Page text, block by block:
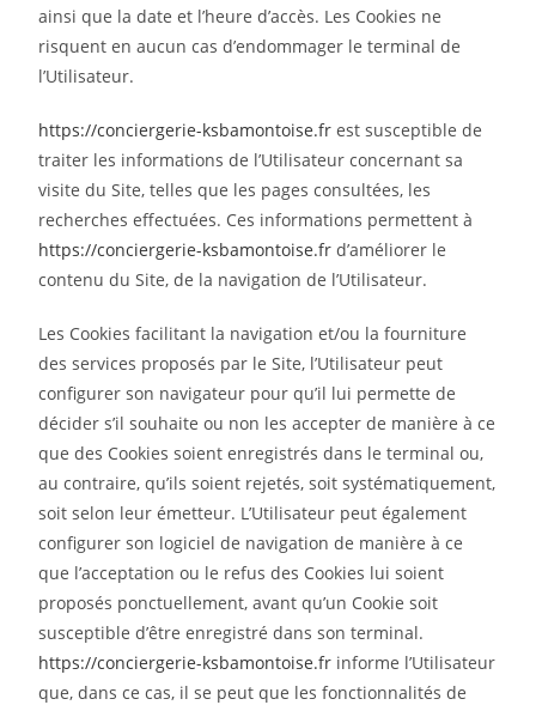
ainsi que la date et l’heure d’accès. Les Cookies ne
risquent en aucun cas d’endommager le terminal de
l’Utilisateur.
https://conciergerie-ksbamontoise.fr est susceptible de
traiter les informations de l’Utilisateur concernant sa
visite du Site, telles que les pages consultées, les
recherches effectuées. Ces informations permettent à
https://conciergerie-ksbamontoise.fr d’améliorer le
contenu du Site, de la navigation de l’Utilisateur.
Les Cookies facilitant la navigation et/ou la fourniture
des services proposés par le Site, l’Utilisateur peut
configurer son navigateur pour qu’il lui permette de
décider s’il souhaite ou non les accepter de manière à ce
que des Cookies soient enregistrés dans le terminal ou,
au contraire, qu’ils soient rejetés, soit systématiquement,
soit selon leur émetteur. L’Utilisateur peut également
configurer son logiciel de navigation de manière à ce
que l’acceptation ou le refus des Cookies lui soient
proposés ponctuellement, avant qu’un Cookie soit
susceptible d’être enregistré dans son terminal.
https://conciergerie-ksbamontoise.fr informe l’Utilisateur
que, dans ce cas, il se peut que les fonctionnalités de